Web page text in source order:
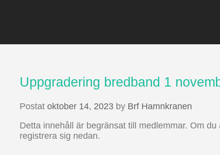
Uppgradering bredband 1
Postat oktober 14, 2023 by Brf Hamnkranen
Detta innehåll är begränsat till medlemmar. Om
registrera sig nedan.